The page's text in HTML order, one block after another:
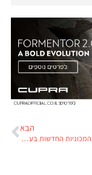
הבא
יותר משליש מן המכוניות החדשות בעולם מיוצרות בסין